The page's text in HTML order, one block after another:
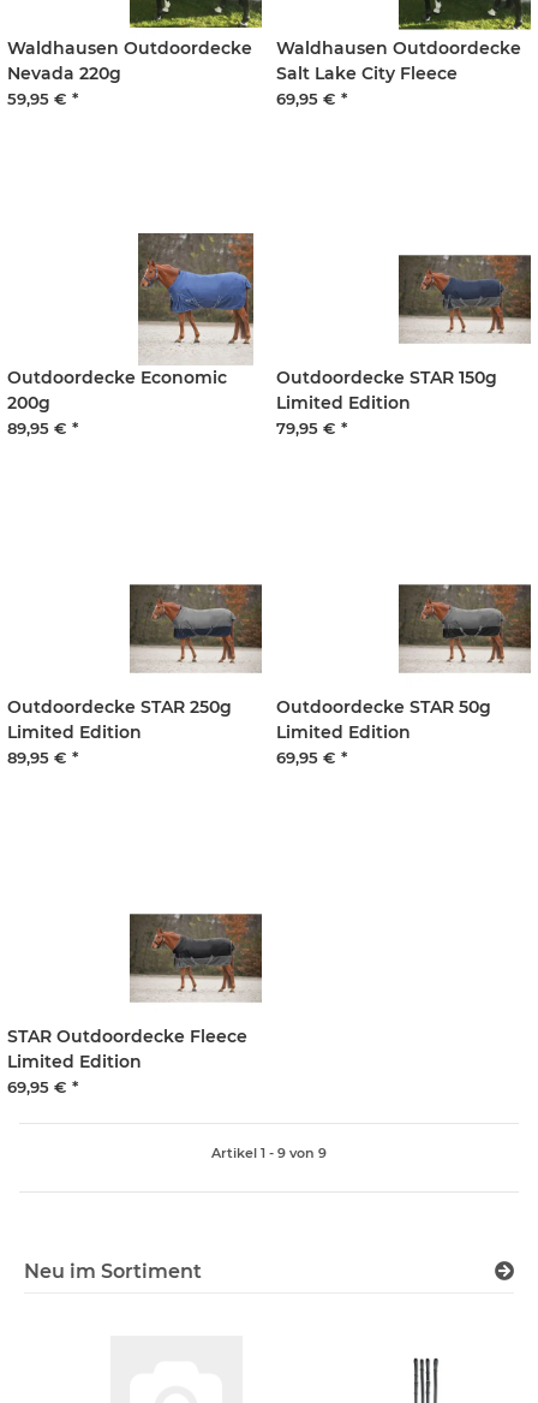
Waldhausen Outdoordecke
Nevada 220g
59,95 € *
Waldhausen Outdoordecke
Salt Lake City Fleece
69,95 € *
Outdoordecke Economic
200g
89,95 € *
Outdoordecke STAR 150g
Limited Edition
79,95 € *
Outdoordecke STAR 250g
Limited Edition
89,95 € *
Outdoordecke STAR 50g
Limited Edition
69,95 € *
STAR Outdoordecke Fleece
Limited Edition
69,95 € *
Artikel 1 - 9 von 9
Neu im Sortiment